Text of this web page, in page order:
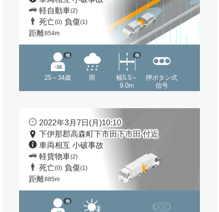
軽自動車(2)
死亡(0) 負傷(1)
距離854m
25～34歳
他
雨
幅5.5～
9.0m
他
押ボタン式
信号
2022年3月7日(月)10:10
下伊那郡高森町下市田下市田 付近
車両相互 小破事故
軽貨物車(2)
死亡(0) 負傷(1)
距離885m
他